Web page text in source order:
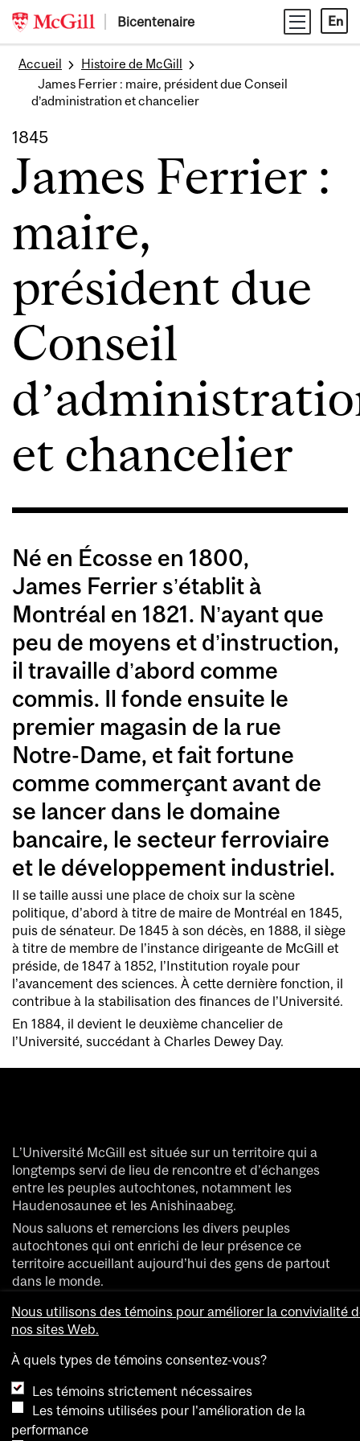
Skip
content
Bicentenaire En
Accueil
Histoire de McGill
James Ferrier : maire, président due Conseil
d’administration et chancelier
1845
James Ferrier :
maire,
président due
Conseil
et chancelier
Né en Écosse en 1800,
James Ferrier s’établit à
Montréal en 1821. N’ayant que
peu de moyens et d’instruction,
il travaille d’abord comme
commis. Il fonde ensuite le
premier magasin de la rue
Notre-Dame, et fait fortune
comme commerçant avant de
se lancer dans le domaine
bancaire, le secteur ferroviaire
et le développement industriel.
Il se taille aussi une place de choix sur la scène
politique, d’abord à titre de maire de Montréal en 1845,
puis de sénateur. De 1845 à son décès, en 1888, il siège
à titre de membre de l’instance dirigeante de McGill et
préside, de 1847 à 1852, l’Institution royale pour
l’avancement des sciences. À cette dernière fonction, il
contribue à la stabilisation des finances de l’Université.
En 1884, il devient le deuxième chancelier de
l’Université, succédant à Charles Dewey Day.
L’Université McGill est située sur un territoire qui a
longtemps servi de lieu de rencontre et d’échanges
entre les peuples autochtones, notamment les
Haudenosaunee et les Anishinaabeg.
Nous saluons et remercions les divers peuples
autochtones qui ont enrichi de leur présence ce
territoire accueillant aujourd’hui des gens de partout
dans le monde.
sur les témoins
Paramètres des témoins
Nous utilisons des témoins pour améliorer la convivialité
nos sites Web.
À quels types de témoins consentez-vous?
Les témoins strictement nécessaires
Les témoins utilisées pour l'amélioration de la
performance